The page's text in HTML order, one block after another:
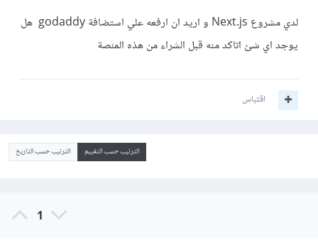
لدي مشروع Next.js و اريد ان ارفعه علي استضافة godaddy هل
يوجد اي شئ اتاكد منه قبل الشراء من هذه المنصة
اقتباس
الترتيب حسب التقييم الترتيب حسب التاريخ
1